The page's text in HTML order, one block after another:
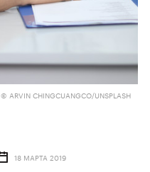
© ARVIN CHINGCUANGCO/UNSPLASH
18 МАРТА 2019